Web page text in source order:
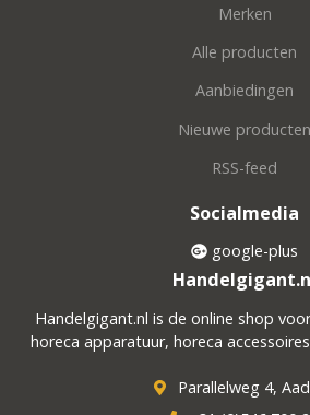
Merken
Alle producten
Aanbiedingen
Nieuwe producten
RSS-feed
Socialmedia
google-plus
Handelgigant.nl is de online shop
horeca apparatuur, horeca
Parallelweg 4,